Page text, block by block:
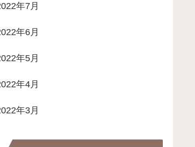
年7月
年6月
年5月
年4月
年3月